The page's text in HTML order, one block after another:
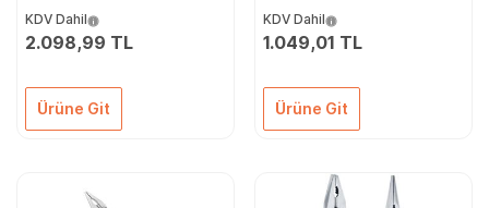
Pense Seti
KDV Dahil
2.098,99 TL
Ürüne Git
KDV Dahil
1.049,01 TL
Ürüne Git